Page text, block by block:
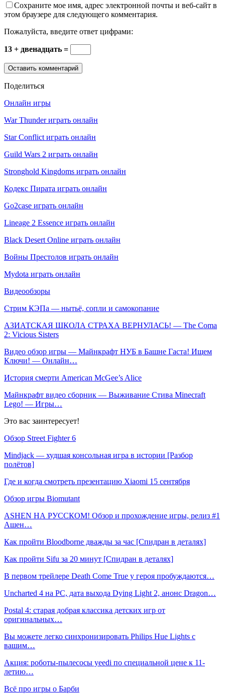
Сохраните мое имя, адрес электронной почты и веб-сайт в
этом браузере для следующего комментария.
Пожалуйста, введите ответ цифрами:
13 + двенадцать =
Поделиться
Онлайн игры
War Thunder играть онлайн
Star Conflict играть онлайн
Guild Wars 2 играть онлайн
Stronghold Kingdoms играть онлайн
Кодекс Пирата играть онлайн
Go2case играть онлайн
Lineage 2 Essence играть онлайн
Black Desert Online играть онлайн
Войны Престолов играть онлайн
Mydota играть онлайн
Видеообзоры
Стрим КЭПа — нытьё, сопли и самокопание
АЗИАТСКАЯ ШКОЛА СТРАХА ВЕРНУЛАСЬ! — The Coma
2: Vicious Sisters
Видео обзор игры — Майнкрафт НУБ в Башне Гаста! Ищем
Ключи! — Онлайн…
История смерти American McGee’s Alice
Майнкрафт видео сборник — Выживание Стива Minecraft
Lego! — Игры…
Это вас заинтересует!
Обзор Street Fighter 6
Mindjack — худшая консольная игра в истории [Разбор
полётов]
Где и когда смотреть презентацию Xiaomi 15 сентября
Обзор игры Biomutant
ASHEN НА РУССКОМ! Обзор и прохождение игры, релиз #1
Ашен…
Как пройти Bloodborne дважды за час [Спидран в деталях]
Как пройти Sifu за 20 минут [Спидран в деталях]
В первом трейлере Death Come True у героя пробуждаются…
Uncharted 4 на PC, дата выхода Dying Light 2, анонс Dragon…
Postal 4: старая добрая классика детских игр от
оригинальных…
Вы можете легко синхронизировать Philips Hue Lights с
вашим…
Акция: роботы-пылесосы yeedi по специальной цене к 11-
летию…
Всё про игры о Барби